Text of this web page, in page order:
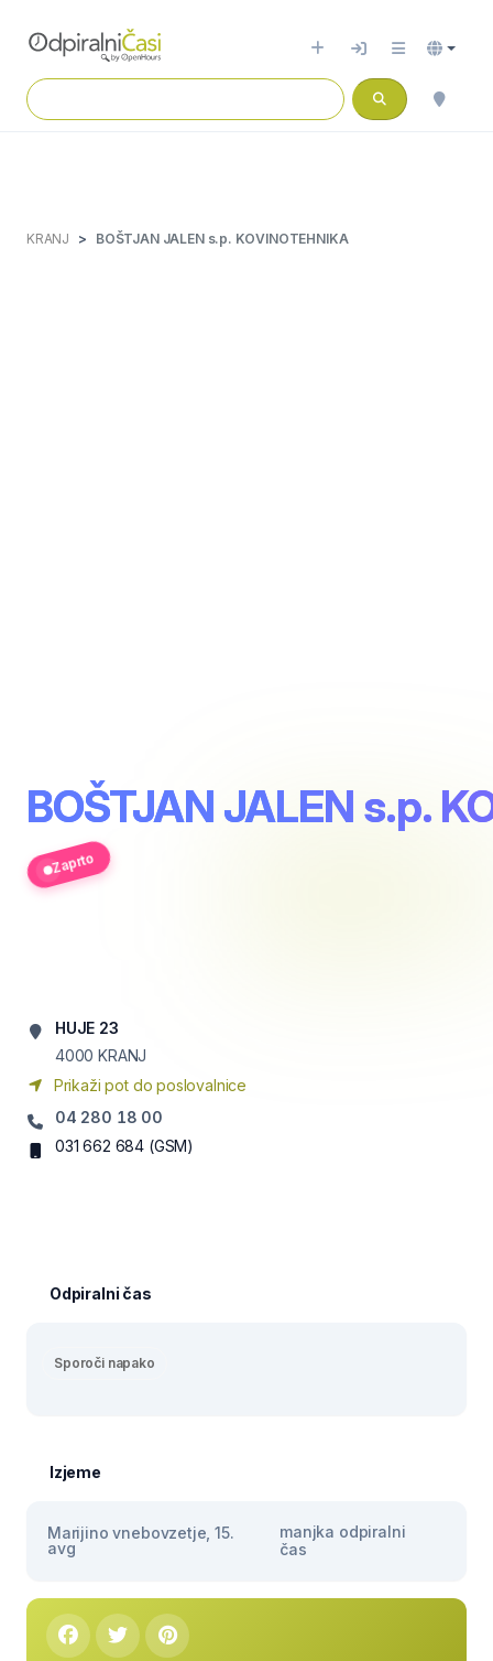
KRANJ BOŠTJAN JALEN s.p. KOVINOTEHNIKA
BOŠTJAN JALEN s.p.
Zaprto
HUJE 23
4000 KRANJ
Prikaži pot do poslovalnice
04 280 18 00
031 662 684 (GSM)
Odpiralni čas
Sporoči napako
Izjeme
Marijino vnebovzetje, 15.
avg
manjka odpiralni
čas